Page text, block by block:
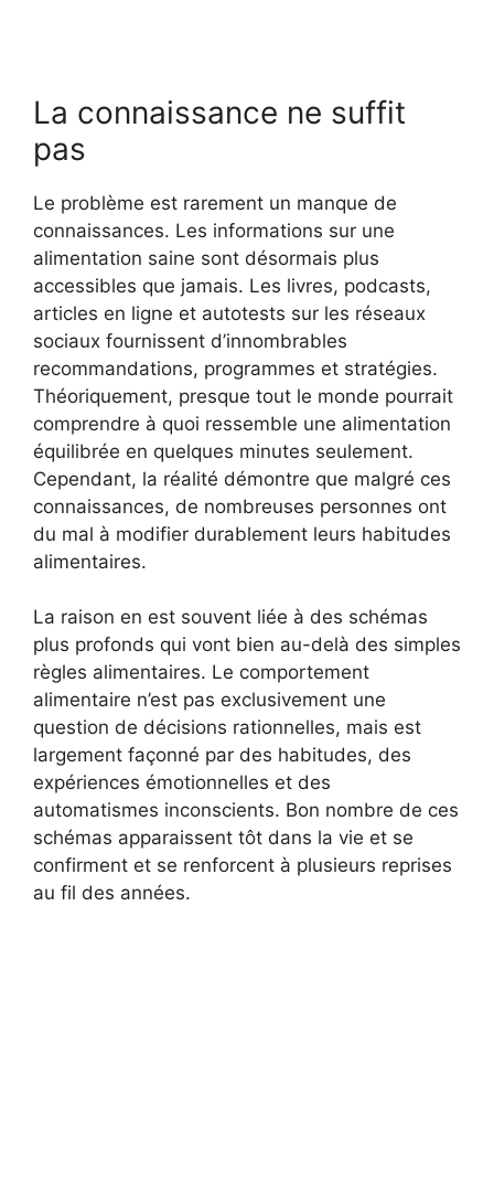
La connaissance ne suffit
pas
Le problème est rarement un manque de
connaissances. Les informations sur une
alimentation saine sont désormais plus
accessibles que jamais. Les livres, podcasts,
articles en ligne et autotests sur les réseaux
sociaux fournissent d’innombrables
recommandations, programmes et stratégies.
Théoriquement, presque tout le monde pourrait
comprendre à quoi ressemble une alimentation
équilibrée en quelques minutes seulement.
Cependant, la réalité démontre que malgré ces
connaissances, de nombreuses personnes ont
du mal à modifier durablement leurs habitudes
alimentaires.
La raison en est souvent liée à des schémas
plus profonds qui vont bien au-delà des simples
règles alimentaires. Le comportement
alimentaire n’est pas exclusivement une
question de décisions rationnelles, mais est
largement façonné par des habitudes, des
expériences émotionnelles et des
automatismes inconscients. Bon nombre de ces
schémas apparaissent tôt dans la vie et se
confirment et se renforcent à plusieurs reprises
au fil des années.